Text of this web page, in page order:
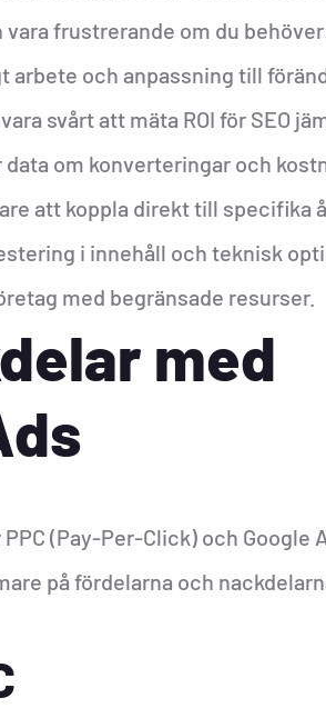
frustrerande om du
arbete och anpassning till
svårt att mäta ROI för SEO
om konverteringar och
att koppla direkt till specifika
i innehåll och teknisk
med begränsade resurser.
med
(Pay-Per-Click) och Google
på fördelarna och